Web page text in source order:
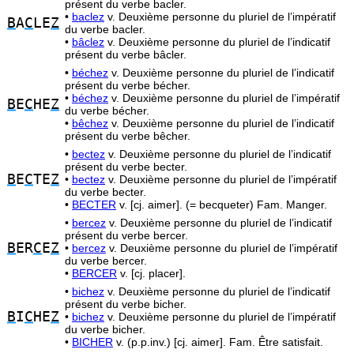
BAC LEZ
présent du verbe bacler.
• baclez v. Deuxième personne du pluriel de l’impératif
du verbe bacler.
• bâclez v. Deuxième personne du pluriel de l’indicatif
présent du verbe bâcler.
B EC HEZ
• béchez v. Deuxième personne du pluriel de l’indicatif
présent du verbe bécher.
• béchez v. Deuxième personne du pluriel de l’impératif
du verbe bécher.
• bêchez v. Deuxième personne du pluriel de l’indicatif
présent du verbe bêcher.
B ECTEZ
• bectez v. Deuxième personne du pluriel de l’indicatif
présent du verbe becter.
• bectez v. Deuxième personne du pluriel de l’impératif
du verbe becter.
• BECTER v. [cj. aimer]. (= becqueter) Fam. Manger.
B ERC EZ
• bercez v. Deuxième personne du pluriel de l’indicatif
présent du verbe bercer.
• bercez v. Deuxième personne du pluriel de l’impératif
du verbe bercer.
• BERCER v. [cj. placer].
BIC HEZ
• bichez v. Deuxième personne du pluriel de l’indicatif
présent du verbe bicher.
• bichez v. Deuxième personne du pluriel de l’impératif
du verbe bicher.
• BICHER v. (p.p.inv.) [cj. aimer]. Fam. Être satisfait.